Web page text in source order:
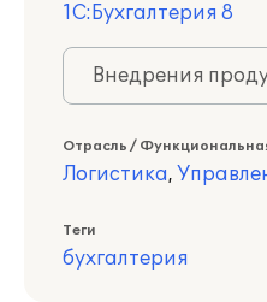
1С:Бухгалтерия 8
Внедрения
Отрасль /
Логистика,
Теги
бухгалтерия